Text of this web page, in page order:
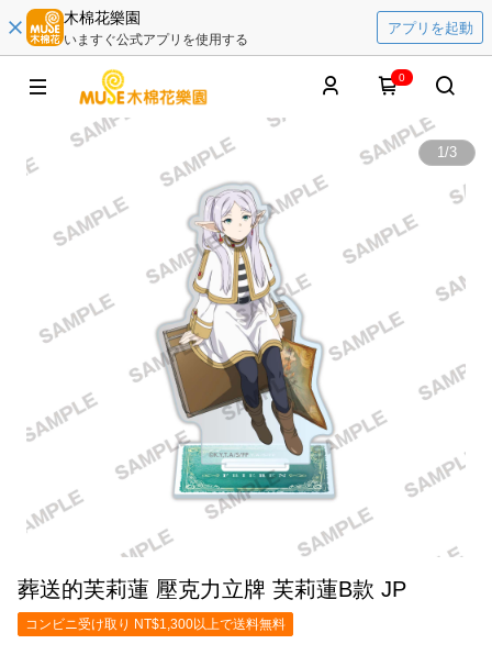
木棉花樂園
いますぐ公式アプリを使用する
アプリを起動
0
1/3
葬送的芙莉蓮 壓克力立牌 芙莉蓮B款 JP
コンビニ受け取り NT$1,300以上で送料無料